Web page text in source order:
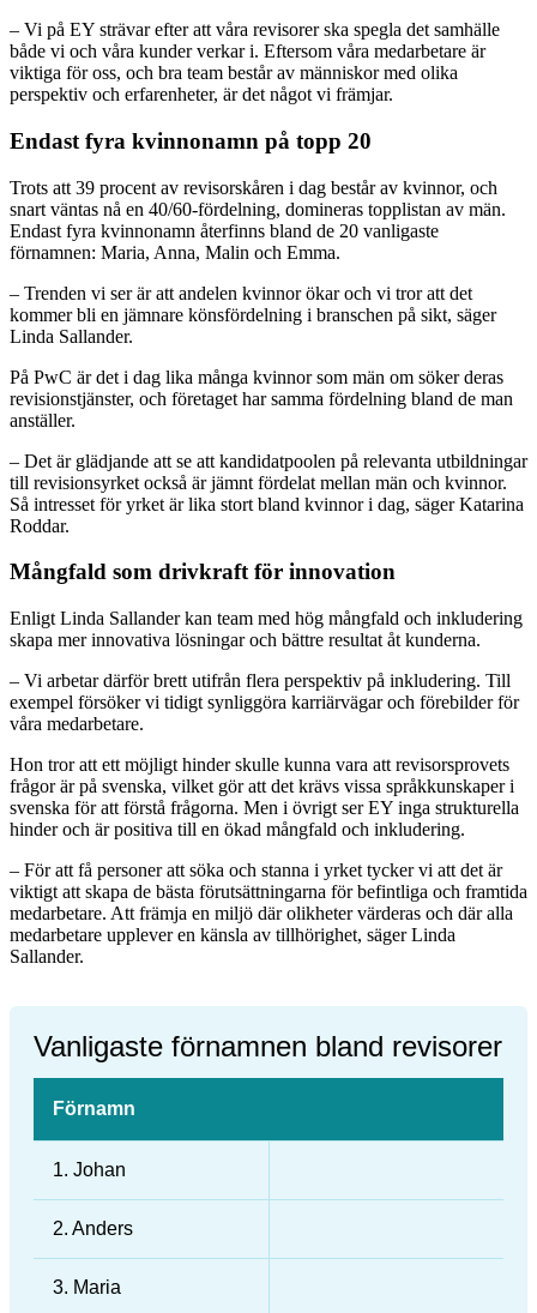
– Vi på EY strävar efter att våra revisorer ska spegla det samhälle
både vi och våra kunder verkar i. Eftersom våra medarbetare är
viktiga för oss, och bra team består av människor med olika
perspektiv och erfarenheter, är det något vi främjar.
Endast fyra kvinnonamn på topp 20
Trots att 39 procent av revisorskåren i dag består av kvinnor, och
snart väntas nå en 40/60-fördelning, domineras topplistan av män.
Endast fyra kvinnonamn återfinns bland de 20 vanligaste
förnamnen: Maria, Anna, Malin och Emma.
– Trenden vi ser är att andelen kvinnor ökar och vi tror att det
kommer bli en jämnare könsfördelning i branschen på sikt, säger
Linda Sallander.
På PwC är det i dag lika många kvinnor som män om söker deras
revisionstjänster, och företaget har samma fördelning bland de man
anställer.
– Det är glädjande att se att kandidatpoolen på relevanta utbildningar
till revisionsyrket också är jämnt fördelat mellan män och kvinnor.
Så intresset för yrket är lika stort bland kvinnor i dag, säger Katarina
Roddar.
Mångfald som drivkraft för innovation
Enligt Linda Sallander kan team med hög mångfald och inkludering
skapa mer innovativa lösningar och bättre resultat åt kunderna.
– Vi arbetar därför brett utifrån flera perspektiv på inkludering. Till
exempel försöker vi tidigt synliggöra karriärvägar och förebilder för
våra medarbetare.
Hon tror att ett möjligt hinder skulle kunna vara att revisorsprovets
frågor är på svenska, vilket gör att det krävs vissa språkkunskaper i
svenska för att förstå frågorna. Men i övrigt ser EY inga strukturella
hinder och är positiva till en ökad mångfald och inkludering.
– För att få personer att söka och stanna i yrket tycker vi att det är
viktigt att skapa de bästa förutsättningarna för befintliga och framtida
medarbetare. Att främja en miljö där olikheter värderas och där alla
medarbetare upplever en känsla av tillhörighet, säger Linda
Sallander.
Vanligaste förnamnen bland revisorer
Förnamn
1. Johan
2. Anders
3. Maria